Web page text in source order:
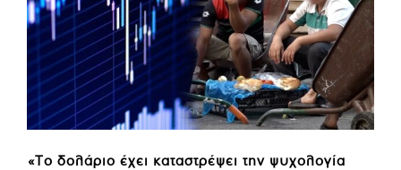
«Το δολάριο έχει καταστρέψει την ψυχολογία